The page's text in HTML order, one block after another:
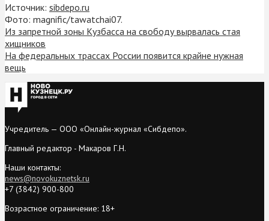
Источник: sibdepo.ru
Фото: magnific/tawatchai07.
Из запретной зоны Кузбасса на свободу вырвалась стая
хищников
На федеральных трассах России появится крайне нужная
вещь
Учредитель — ООО «Онлайн-журнал «Сибдепо».
Главный редактор - Макаров Г.Н.
Наши контакты:
news@novokuznetsk.ru
+7 (3842) 900-800
Возрастное ограничение: 18+